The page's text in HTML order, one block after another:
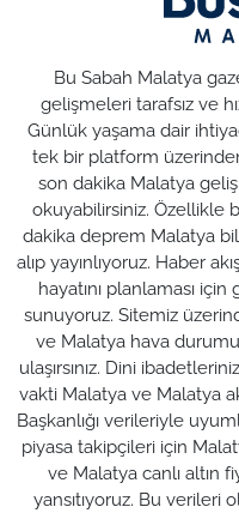
Bu Sabah Malatya
gelişmeleri tarafsız ve
Günlük yaşama dair
tek bir platform
son dakika Malatya
okuyabilirsiniz. Özellikle
dakika deprem Malatya
alıp yayınlıyoruz. Haber
hayatını planlaması
sunuyoruz. Sitemiz
ve Malatya hava
ulaşırsınız. Dini
vakti Malatya ve Malatya
Başkanlığı verileriyle
piyasa takipçileri için
ve Malatya canlı altın
yansıtıyoruz. Bu